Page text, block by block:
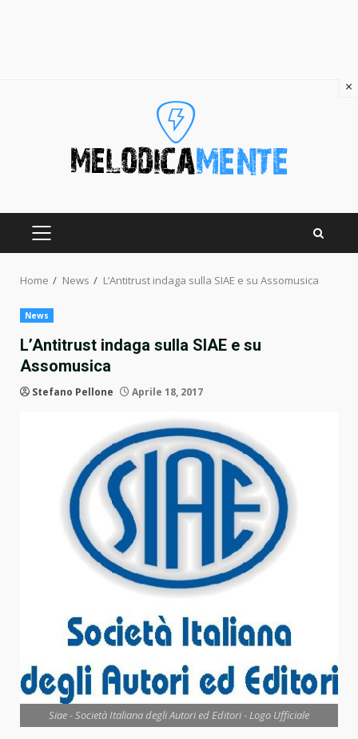
PRIMARY
Home News L’Antitrust indaga sulla SIAE e su Assomusica
News
L’Antitrust indaga sulla SIAE e su
Assomusica
Stefano Pellone Aprile 18, 2017
Siae - Società Italiana degli Autori ed Editori - Logo Ufficiale
×